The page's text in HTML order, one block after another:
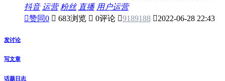
抖音 运营 粉丝 直播 用户运营
赞同0  683浏览  0评论 9189188 2022-06-28 22:43
发讨论
写文章
话题日志